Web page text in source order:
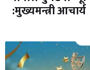
:मुख्यमन्त्री आचार्य